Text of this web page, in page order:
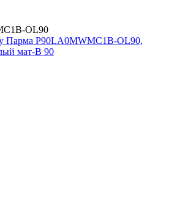
OL90
Парма P90LA0MWMC1B-OL90,
мат-B 90